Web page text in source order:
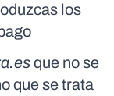
los
que no se
que se trata